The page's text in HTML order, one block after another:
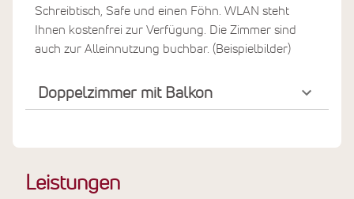
Schreibtisch, Safe und einen Föhn. WLAN steht
Ihnen kostenfrei zur Verfügung. Die Zimmer sind
auch zur Alleinnutzung buchbar. (Beispielbilder)
Doppelzimmer mit Balkon
Leistungen